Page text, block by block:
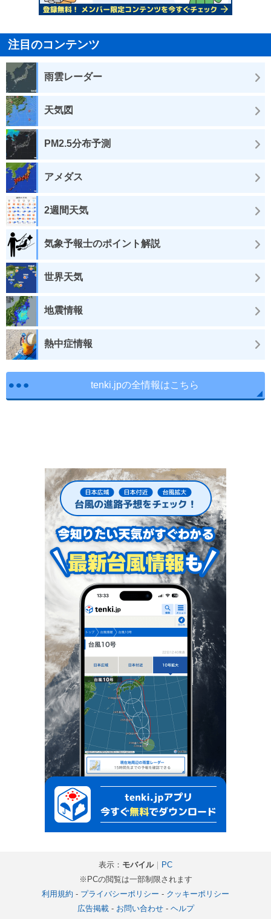
注目のコンテンツ
雨雲レーダー
天気図
PM2.5分布予測
アメダス
2週間天気
気象予報士のポイント解説
世界天気
地震情報
熱中症情報
tenki.jpの全情報はこちら
表示： モバイル｜
PC
※PCの閲覧は一部制限されます
利用規約 - プライバシーポリシー - クッキーポリシー
広告掲載- お問い合わせ- ヘルプ